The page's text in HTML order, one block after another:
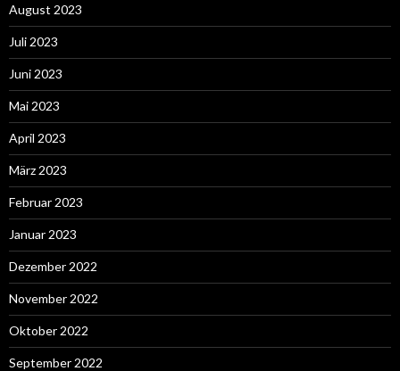
August 2023
Juli 2023
Juni 2023
Mai 2023
April 2023
März 2023
Februar 2023
Januar 2023
Dezember 2022
November 2022
Oktober 2022
September 2022